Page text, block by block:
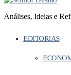
Análises, Ideias e
EDITORIAS